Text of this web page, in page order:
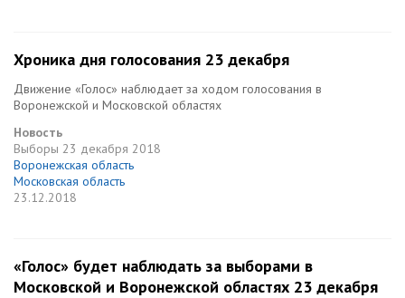
Хроника дня голосования 23 декабря
Движение «Голос» наблюдает за ходом голосования в
Воронежской и Московской областях
Новость
Выборы 23 декабря 2018
Воронежская область
Московская область
23.12.2018
«Голос» будет наблюдать за выборами в
Московской и Воронежской областях 23 декабря